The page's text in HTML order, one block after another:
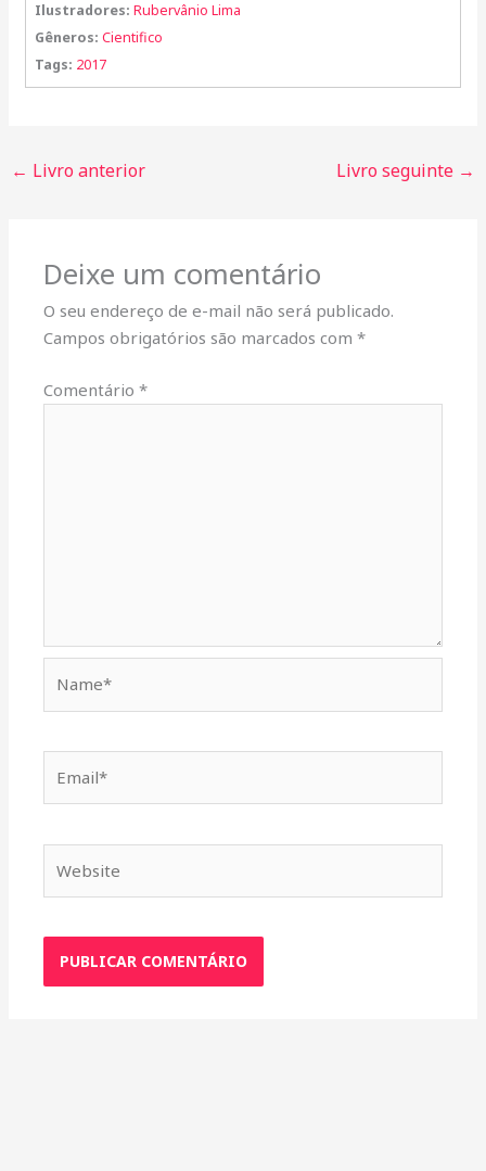
Ilustradores: Rubervânio Lima
Gêneros: Cientifico
Tags: 2017
← Livro anterior Livro seguinte →
Deixe um comentário
O seu endereço de e-mail não será publicado.
Campos obrigatórios são marcados com*
Comentário*